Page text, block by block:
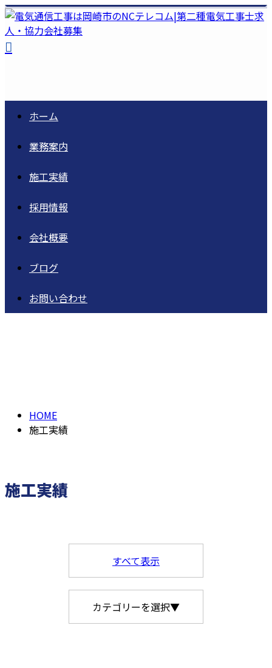
ホーム
業務案内
施工実績
採用情報
会社概要
ブログ
お問い合わせ
HOME
施工実績
施工実績
すべて表示
カテゴリーを選択▼